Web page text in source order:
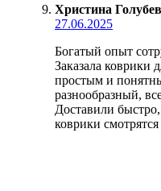
Христина
27.06.2025
Богатый опыт
Заказала коврики
простым и
разнообразный,
Доставили
коврики